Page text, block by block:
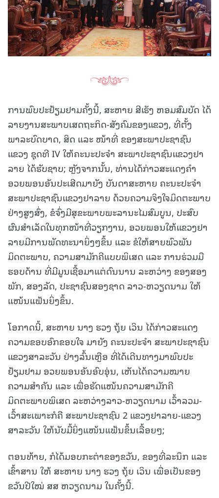
ການພົບປະຢ້ຽມຢາມຄັ້ງນີ້, ສະຫາຍ ສີເຮັງ ຫອມສົມບັດ ໄດ້
ລາຍງານສະພາບເສດຖະກິດ-ສັງຄົມຂອງແຂວງ, ທີ່ຕັ້ງ
ພາລະບົດບາດ, ສິດ ແລະ ໜ້າທີ່ ຂອງສະພາປະຊາຊົນ
ແຂວງ ຊຸດທີ IV ໃຫ້ຄະນະປະຈໍາ ສະພາປະຊາຊົນແຂວງຢາ
ລາຍ ໄດ້ຮັບຊາບ; ຫຼັງຈາກນັ້ນ, ທ່ານໄດ້ກ່າວສະແດງຄໍາ
ອວຍພອນອັນປະເສີດມາຍັງ ບັນດາສະຫາຍ ຄະນະປະຈໍາ
ສະພາປະຊາຊົນແຂວງຢາລາຍ ດ້ວຍຄວາມຈິງໃຈມິດຕະພາບ
ຢ່າງສູງສົ່ງ, ຂໍຈົ່ງມີສຸຂະພາບພະລານະໄມສົມບູນ, ປະສົບ
ຜົນສຳເລັດໃນທຸກໜ້າທີ່ວຽກງານ, ອວຍພອນໃຫ້ແຂວງຢາ
ລາຍມີການພັດທະນາຍິ່ງໆຂຶ້ນ ແລະ ຂໍໃຫ້ສາຍພົວພັນ
ມິດຕະພາບ, ຄວາມສາມັກຄີແບບພິເສດ ແລະ ການຮ່ວມມື
ຮອບດ້ານ ທີ່ມີມູນເຊື້ອມາແຕ່ດົນນານ ລະຫວ່າງ ຂອງສອງ
ພັກ, ສອງລັດ, ປະຊາຊົນສອງຊາດ ລາວ-ຫວຽດນາມ ໃຫ້
ແໜ້ນແຟ້ນຍິ່ງຂຶ້ນ.
ໂອກາດນີ້, ສະຫາຍ ນາງ ຮວງ ຖຸ້ຍ ເວິນ ໄດ້ກ່າວສະແດງ
ຄວາມຂອບອົກຂອບໃຈ ມາຍັງ ຄະນະປະຈໍາ ສະພາປະຊາຊົນ
ແຂວງສາລະວັນ ຢ່າງລົ້ນເຫຼືອ ທີ່ໄດ້ເດີນທາງມາພົບປະ
ຢ້ຽມຢາມ ອວຍພອນອັນອົບອຸ່ນ, ເຫັນໄດ້ຄວາມໝາຍ
ຄວາມສຳຄັນ ແລະ ເພື່ອຮັດແໜ້ນຄວາມສາມັກຄີ
ມິດຕະພາບພິເສດ ລະຫວ່າງລາວ-ຫວຽດນາມ ເວົ້າລວມ-
ເວົ້າສະເພາະກໍຄື ສະພາປະຊາຊົນ 2 ແຂວງຢາລາຍ-ແຂວງ
ສາລະວັນ ໃຫ້ນັບມື້ຍິ່ງແໜ້ນແຟ້ນຂຶ້ນເລື້ອຍໆ;
ຕອນທ້າຍ, ກໍໄດ້ມອບກະຕ່າຂອງຂວັນ, ຂອງທີ່ລະນຶກ ແລະ
ເຂົ້າສານ ໃຫ້ ສະຫາຍ ນາງ ຮວງ ຖຸ້ຍ ເວິນ ເພື່ອເປັນຂອງ
ຂວັນປີໃໝ່ ສສ ຫວຽດນາມ ໃນຄັ້ງນີ້.